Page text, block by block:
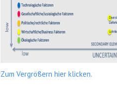
Zum Vergrößern hier klicken.